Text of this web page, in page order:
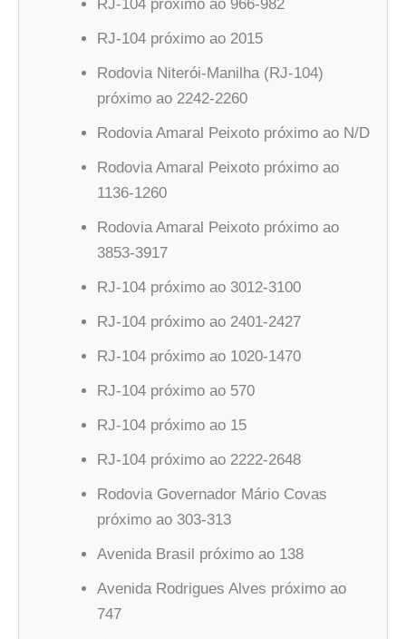
RJ-104 próximo ao 966-982
RJ-104 próximo ao 2015
Rodovia Niterói-Manilha (RJ-104)
próximo ao 2242-2260
Rodovia Amaral Peixoto próximo ao N/D
Rodovia Amaral Peixoto próximo ao
1136-1260
Rodovia Amaral Peixoto próximo ao
3853-3917
RJ-104 próximo ao 3012-3100
RJ-104 próximo ao 2401-2427
RJ-104 próximo ao 1020-1470
RJ-104 próximo ao 570
RJ-104 próximo ao 15
RJ-104 próximo ao 2222-2648
Rodovia Governador Mário Covas
próximo ao 303-313
Avenida Brasil próximo ao 138
Avenida Rodrigues Alves próximo ao
747